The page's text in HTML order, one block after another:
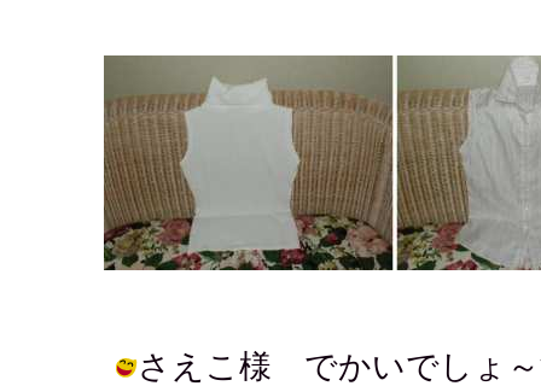
さえこ様 でかいでしょ～